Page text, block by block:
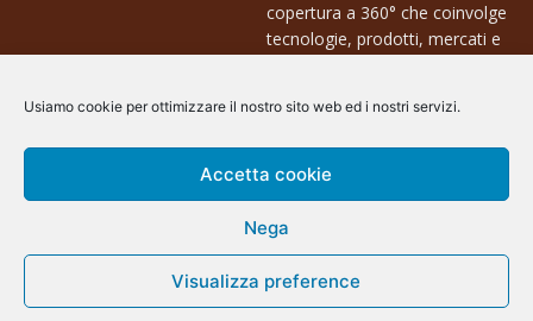
Usiamo cookie per ottimizzare il nostro sito web ed i nostri servizi.
Accetta cookie
Nega
Visualizza preference
copertura a 360° che coinvolge
tecnologie, prodotti, mercati e
Contatti:
info@arscommunication.it
@ArsCommunication 2023